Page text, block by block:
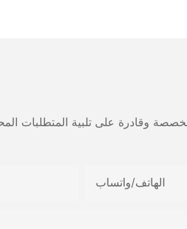
الهاتف/واتساب